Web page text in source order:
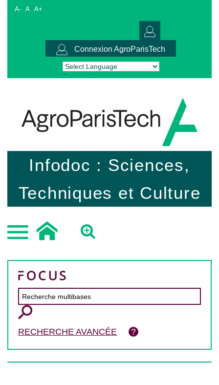
A- A A+
Connexion AgroParisTech
Powered by Translate
Infodoc : Sciences,
Techniques et Culture
RECHERCHE AVANCÉE